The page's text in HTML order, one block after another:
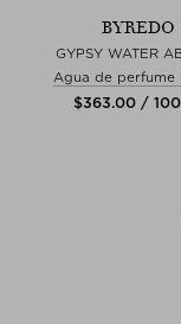
BYREDO
GYPSY WATER
Agua de perfume
$‌363.00 /